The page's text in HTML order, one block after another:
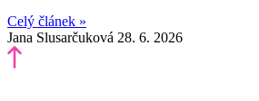
Celý článek »
Jana Slusarčuková 28. 6. 2026